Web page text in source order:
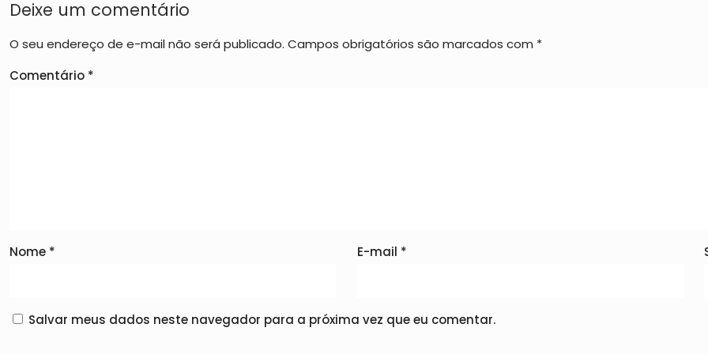
Deixe um comentário
O seu endereço de e-mail não será publicado. Campos obrigatórios são marcados com *
Comentário *
Nome * E-mail *
Salvar meus dados neste navegador para a próxima vez que eu comentar.